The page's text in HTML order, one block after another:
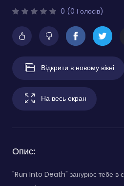
0 (0 Голосів)
Відкрити в новому вікні
На весь екран
Опис:
"Run Into Death" занурює тебе в